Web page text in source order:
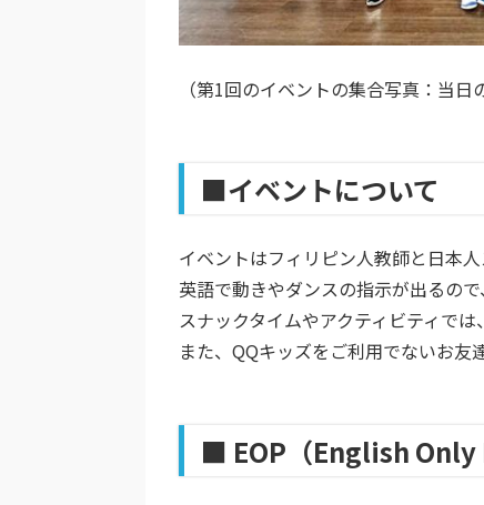
（第1回のイベントの集合写真：当日
■イベントについて
イベントはフィリピン人教師と日本人
英語で動きやダンスの指示が出るの
スナックタイムやアクティビティで
また、QQキッズをご利用でないお友
■ EOP（English Only